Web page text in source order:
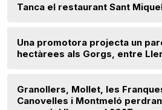
Tanca el restaurant Sant
Una promotora projecta un
hectàrees als Gorgs, entre
Granollers, Mollet, les
Canovelles i Montmeló